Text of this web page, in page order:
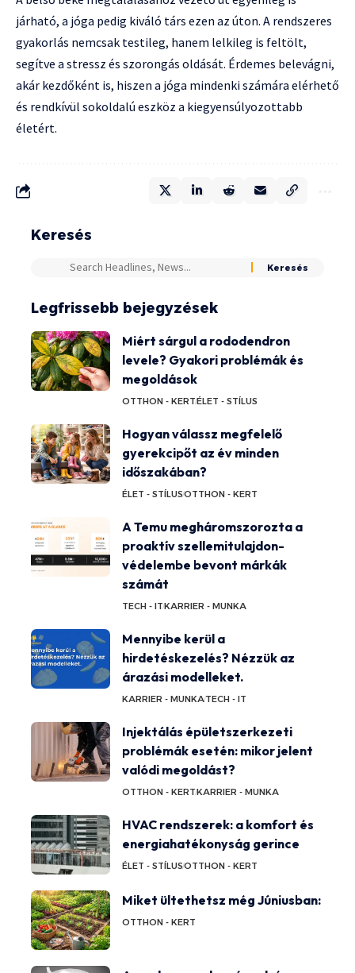
járható, a jóga pedig kiváló társ ezen az úton. A rendszeres
gyakorlás nemcsak testileg, hanem lelkileg is feltölt,
segítve a stressz és szorongás oldását. Érdemes belevágni,
akár kezdőként is, hiszen a jóga mindenki számára elérhető
és rendkívül sokoldalú eszköz a kiegyensúlyozottabb
életért.
Keresés
Legfrissebb bejegyzések
Miért sárgul a rododendron
levele? Gyakori problémák és
megoldások
OTTHON - KERTÉLET - STÍLUS
Hogyan válassz megfelelő
gyerekcipőt az év minden
időszakában?
ÉLET - STÍLUSOTTHON - KERT
A Temu megháromszorozta a
proaktív szellemitulajdon-
védelembe bevont márkák
számát
TECH - ITKARRIER - MUNKA
Mennyibe kerül a
hirdetéskezelés? Nézzük az
árazási modelleket.
KARRIER - MUNKATECH - IT
Injektálás épületszerkezeti
problémák esetén: mikor jelent
valódi megoldást?
OTTHON - KERTKARRIER - MUNKA
HVAC rendszerek: a komfort és
energiahatékonyság gerince
ÉLET - STÍLUSOTTHON - KERT
Miket ültethetsz még Júniusban:
OTTHON - KERT